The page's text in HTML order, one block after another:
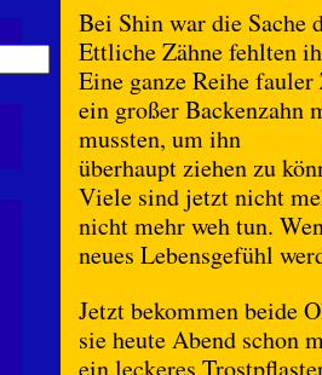
Bei Shin war die Sache
Ettliche Zähne fehlten
Eine ganze Reihe fauler
ein großer Backenzahn
mussten, um ihn
überhaupt ziehen zu
Viele sind jetzt nicht
nicht mehr weh tun.
neues Lebensgefühl
Jetzt bekommen beide
sie heute Abend schon
ein leckeres